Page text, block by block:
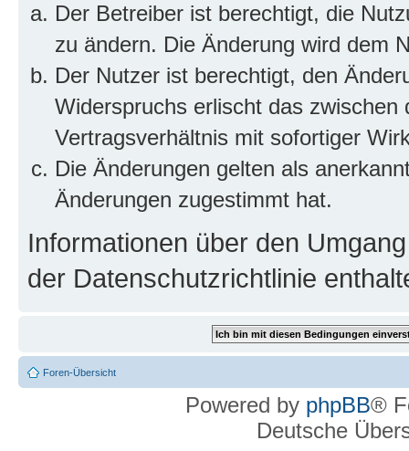
Der Betreiber ist berechtigt, die
zu ändern. Die Änderung wird dem
Der Nutzer ist berechtigt, den
Widerspruchs erlischt das
Vertragsverhältnis mit sofortiger
Die Änderungen gelten als
Änderungen zugestimmt hat.
Informationen über den
der Datenschutzrichtlinie
Foren-Übersicht
Powered by phpBB®
Deutsche